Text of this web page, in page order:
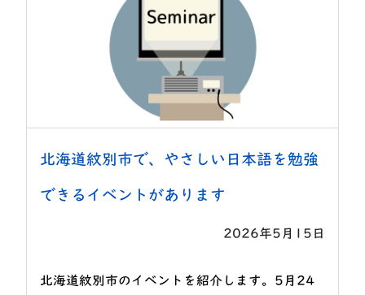
北海道紋別市で、やさしい日本語を勉強
できるイベントがあります
2026年5月15日
北海道紋別市のイベントを紹介します。5月24